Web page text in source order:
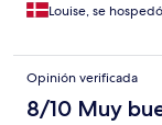
Louise, se
Opinión verificada
8/10 Muy